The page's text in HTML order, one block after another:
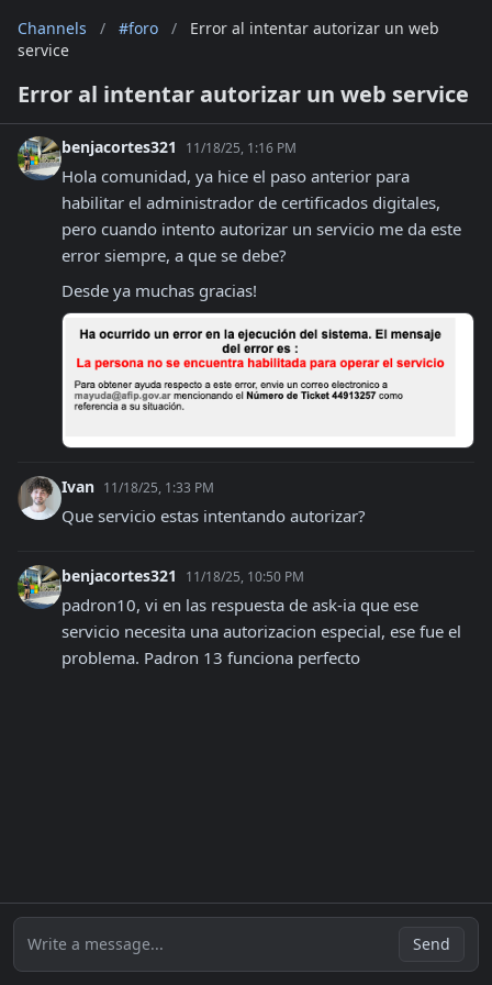
Channels / #foro /
Error al intentar autorizar un web
service
Error al intentar autorizar un web service
benjacortes321 11/18/25, 1:16 PM
Hola comunidad, ya hice el paso anterior para
habilitar el administrador de certificados digitales,
pero cuando intento autorizar un servicio me da este
error siempre, a que se debe?
Desde ya muchas gracias!
Ivan 11/18/25, 1:33 PM
Que servicio estas intentando autorizar?
benjacortes321 11/18/25, 10:50 PM
padron10, vi en las respuesta de ask-ia que ese
servicio necesita una autorizacion especial, ese fue el
problema. Padron 13 funciona perfecto
Write a message... Send